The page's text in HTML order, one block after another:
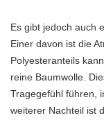
Es gibt jedoch auch
Einer davon ist die
Polyesteranteils
reine Baumwolle.
Tragegefühl führen,
weiterer Nachteil ist